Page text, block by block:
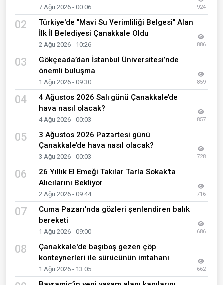
7 Ağu 2026 - 00:06 924
02
Türkiye'de "Mavi Su Verimliliği Belgesi" Alan
İlk İl Belediyesi Çanakkale Oldu
2 Ağu 2026 - 10:26 886
03
Gökçeada’dan İstanbul Üniversitesi’nde
önemli buluşma
1 Ağu 2026 - 09:30 859
04
4 Ağustos 2026 Salı günü Çanakkale’de
hava nasıl olacak?
4 Ağu 2026 - 00:03 857
05
3 Ağustos 2026 Pazartesi günü
Çanakkale’de hava nasıl olacak?
3 Ağu 2026 - 00:03 728
06
26 Yıllık El Emeği Takılar Tarla Sokak'ta
Alıcılarını Bekliyor
2 Ağu 2026 - 09:44 716
07
Cuma Pazarı'nda gözleri şenlendiren balık
bereketi
1 Ağu 2026 - 09:00 686
08
Çanakkale'de başıboş gezen çöp
konteynerleri ile sürücünün imtahanı
1 Ağu 2026 - 13:05 662